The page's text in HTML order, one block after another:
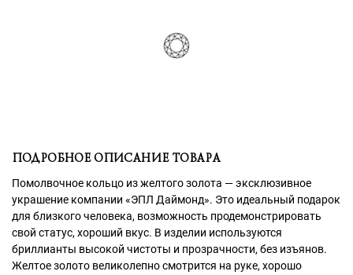
ПОДРОБНОЕ ОПИСАНИЕ ТОВАРА
Помолвочное кольцо из желтого золота — эксклюзивное
украшение компании «ЭПЛ Даймонд». Это идеальный подарок
для близкого человека, возможность продемонстрировать
свой статус, хороший вкус. В изделии используются
бриллианты высокой чистоты и прозрачности, без изъянов.
Желтое золото великолепно смотрится на руке, хорошо